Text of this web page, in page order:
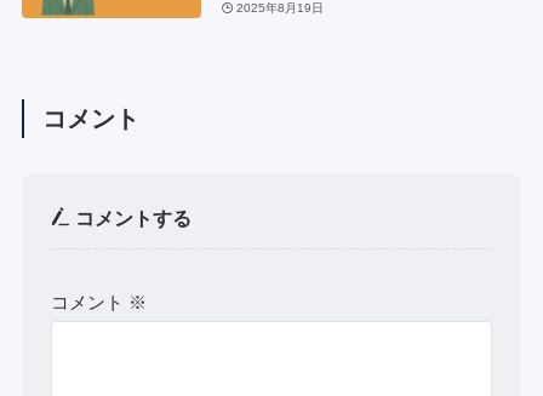
2025年8月19日
コメント
コメントする
コメント ※